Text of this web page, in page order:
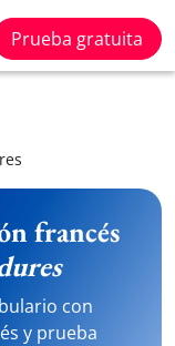
Prueba gratuita
francés
con
y prueba